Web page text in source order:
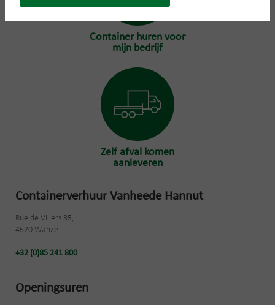
Container huren voor
mijn bedrijf
Zelf afval komen
aanleveren
Containerverhuur Vanheede Hannut
Rue de Villers 35,
4520 Wanze
+32 (0)85 241 800
Openingsuren